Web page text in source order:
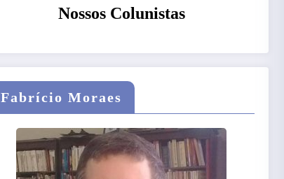
Nossos Colunistas
Fabrício Moraes